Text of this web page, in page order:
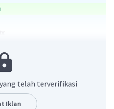
telah terverifikasi
Iklan